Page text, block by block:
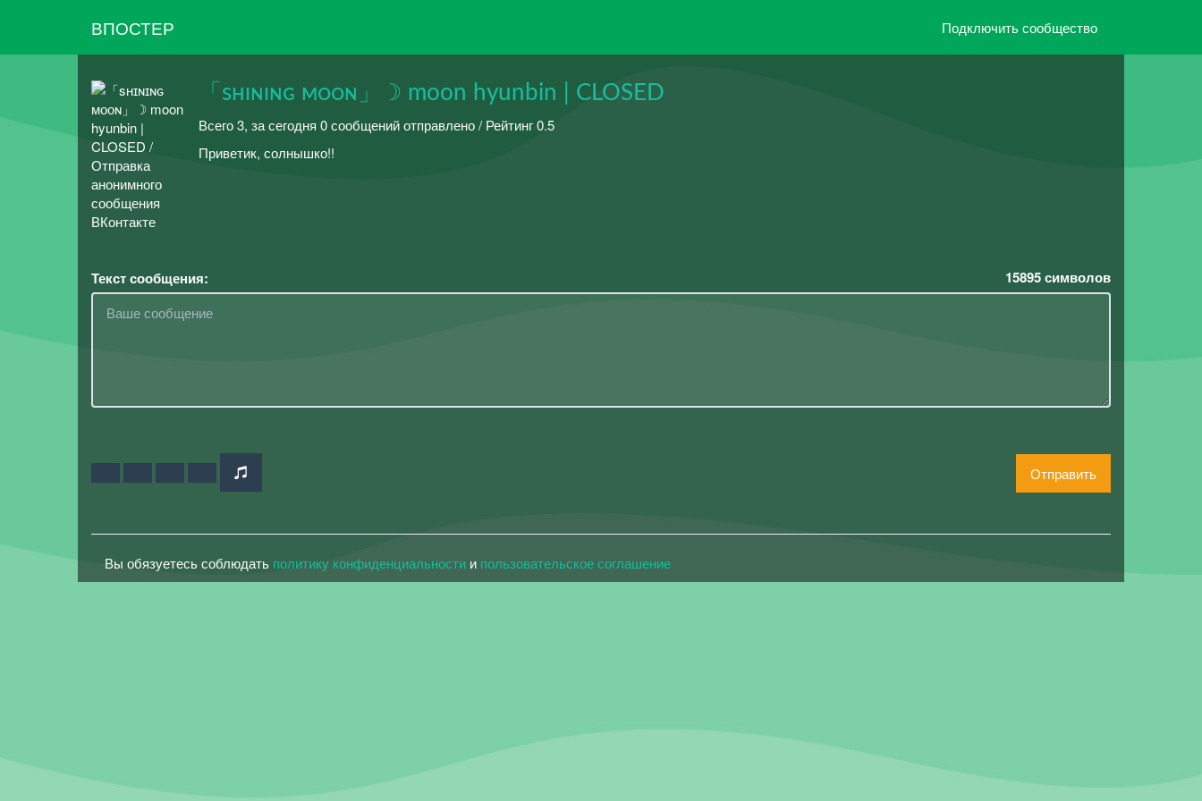
ВПОСТЕР Подключить сообщество
「sʜɪɴɪɴɢ ᴍᴏᴏɴ」☽ moon hyunbin | CLOSED
Всего 3, за сегодня 0 сообщений отправлено / Рейтинг 0.5
Приветик, солнышко!!
Текст сообщения: 15895символов
Отправить
Вы обязуетесь соблюдать политику конфиденциальности и пользовательское соглашение